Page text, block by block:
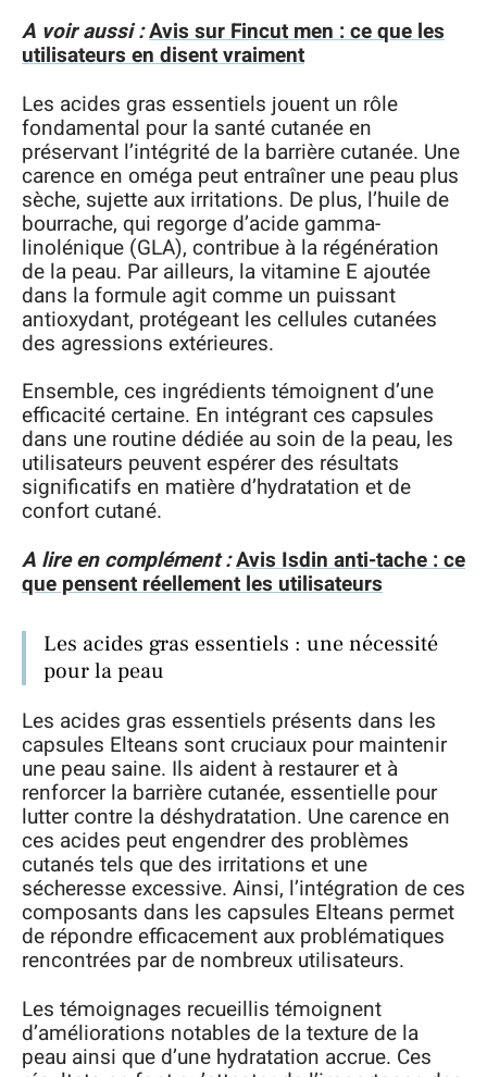
A voir aussi :Avis sur Fincut men : ce que les
utilisateurs en disent vraiment
Les acides gras essentiels jouent un rôle
fondamental pour la santé cutanée en
préservant l’intégrité de la barrière cutanée. Une
carence en oméga peut entraîner une peau plus
sèche, sujette aux irritations. De plus, l’huile de
bourrache, qui regorge d’acide gamma-
linolénique (GLA), contribue à la régénération
de la peau. Par ailleurs, la vitamine E ajoutée
dans la formule agit comme un puissant
antioxydant, protégeant les cellules cutanées
des agressions extérieures.
Ensemble, ces ingrédients témoignent d’une
efficacité certaine. En intégrant ces capsules
dans une routine dédiée au soin de la peau, les
utilisateurs peuvent espérer des résultats
significatifs en matière d’hydratation et de
confort cutané.
A lire en complément :Avis Isdin anti-tache : ce
que pensent réellement les utilisateurs
Les acides gras essentiels : une nécessité
pour la peau
Les acides gras essentiels présents dans les
capsules Elteans sont cruciaux pour maintenir
une peau saine. Ils aident à restaurer et à
renforcer la barrière cutanée, essentielle pour
lutter contre la déshydratation. Une carence en
ces acides peut engendrer des problèmes
cutanés tels que des irritations et une
sécheresse excessive. Ainsi, l’intégration de ces
composants dans les capsules Elteans permet
de répondre efficacement aux problématiques
rencontrées par de nombreux utilisateurs.
Les témoignages recueillis témoignent
d’améliorations notables de la texture de la
peau ainsi que d’une hydratation accrue. Ces